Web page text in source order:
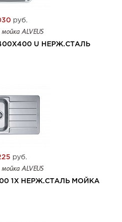
руб.
ALVEUS
400X400 U НЕРЖ.СТАЛЬ
руб.
ALVEUS
1X НЕРЖ.СТАЛЬ МОЙКА